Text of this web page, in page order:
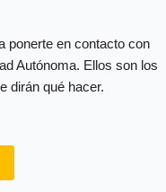
ponerte en contacto con
Autónoma. Ellos son los
dirán qué hacer.